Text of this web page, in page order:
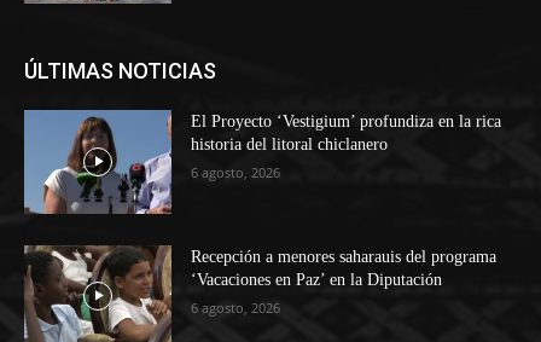
ÚLTIMAS NOTICIAS
El Proyecto ‘Vestigium’ profundiza en la rica
historia del litoral chiclanero
6 agosto, 2026
Recepción a menores saharauis del programa
‘Vacaciones en Paz’ en la Diputación
6 agosto, 2026